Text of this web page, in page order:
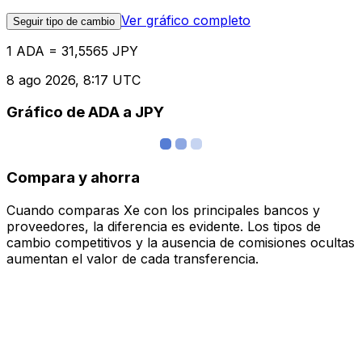
Seguir tipo de cambio Ver gráfico completo
1 ADA = 31,5565 JPY
8 ago 2026, 8:17 UTC
Gráfico de ADA a JPY
Compara y ahorra
Cuando comparas Xe con los principales bancos y
proveedores, la diferencia es evidente. Los tipos de
cambio competitivos y la ausencia de comisiones ocultas
aumentan el valor de cada transferencia.